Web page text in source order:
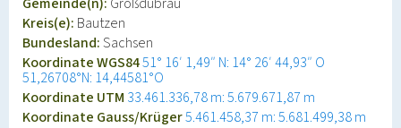
Kreis(e): Bautzen
Bundesland:Sachsen
Koordinate WGS8451° 16′ 1,49″ N: 14° 26′ 44,93″ O
51,26708°N: 14,44581°O
Koordinate UTM 33.461.336,78 m: 5.679.671,87 m
Koordinate Gauss/Krüger5.461.458,37 m: 5.681.499,38 m